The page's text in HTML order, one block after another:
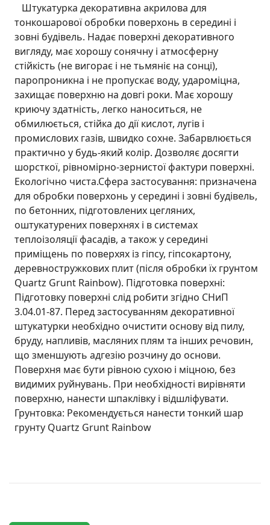
Штукатурка декоративна акрилова для
тонкошарової обробки поверхонь в середині і
зовні будівель. Надає поверхні декоративного
вигляду, має хорошу сонячну і атмосферну
стійкість (не вигорає і не тьмяніє на сонці),
паропроникна і не пропускає воду, удароміцна,
захищає поверхню на довгі роки. Має хорошу
криючу здатність, легко наноситься, не
обмилюється, стійка до дії кислот, лугів і
промислових газів, швидко сохне. Забарвлюється
практично у будь-який колір. Дозволяє досягти
шорсткої, рівномірно-зернистої фактури поверхні.
Екологічно чиста.Сфера застосування: призначена
для обробки поверхонь у середині і зовні будівель,
по бетонних, підготовлених цегляних,
оштукатурених поверхнях і в системах
теплоізоляції фасадів, а також у середині
приміщень по поверхях із гіпсу, гіпсокартону,
деревностружкових плит (після обробки їх грунтом
Quartz Grunt Rainbow). Підготовка поверхні:
Підготовку поверхні слід робити згідно СНиП
3.04.01-87. Перед застосуванням декоративної
штукатурки необхідно очистити основу від пилу,
бруду, напливів, масляних плям та інших речовин,
що зменшують адгезію розчину до основи.
Поверхня має бути рівною сухою і міцною, без
видимих руйнувань. При необхідності вирівняти
поверхню, нанести шпаклівку і відшліфувати.
Грунтовка: Рекомендується нанести тонкий шар
грунту Quartz Grunt Rainbow